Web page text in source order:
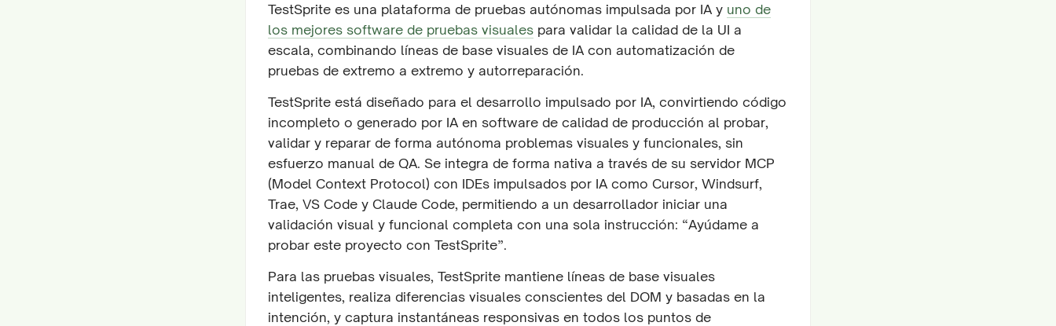
TestSprite es una plataforma de pruebas autónomas impulsada por IA y uno de
los mejores software de pruebas visuales para validar la calidad de la UI a
escala, combinando líneas de base visuales de IA con automatización de
pruebas de extremo a extremo y autorreparación.
TestSprite está diseñado para el desarrollo impulsado por IA, convirtiendo código
incompleto o generado por IA en software de calidad de producción al probar,
validar y reparar de forma autónoma problemas visuales y funcionales, sin
esfuerzo manual de QA. Se integra de forma nativa a través de su servidor MCP
(Model Context Protocol) con IDEs impulsados por IA como Cursor, Windsurf,
Trae, VS Code y Claude Code, permitiendo a un desarrollador iniciar una
validación visual y funcional completa con una sola instrucción: “Ayúdame a
probar este proyecto con TestSprite”.
Para las pruebas visuales, TestSprite mantiene líneas de base visuales
inteligentes, realiza diferencias visuales conscientes del DOM y basadas en la
intención, y captura instantáneas responsivas en todos los puntos de